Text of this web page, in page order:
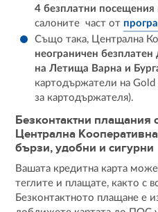
4 безплатни посещения
салоните част от
Също така, Централна
неограничен
на Летища Варна и
картодържатели на Gold
за картодържателя).
Безконтактни плащания
Централна
бързи, удобни и сигурни
Вашата кредитна карта
теглите и плащате, както с
Безконтактното плащане е